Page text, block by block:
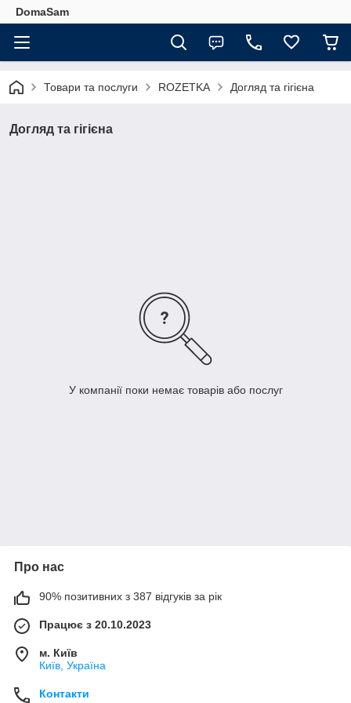
DomaSam
Товари та послуги ROZETKA Догляд та гігієна
Догляд та гігієна
У компанії поки немає товарів або послуг
Про нас
90% позитивних з 387 відгуків за рік
Працює з 20.10.2023
м. Київ
Київ, Україна
Контакти